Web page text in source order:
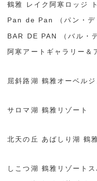
鶴雅 レイク阿寒ロッジ
Pan de Pan （パン・デ
BAR DE PAN （バル・
阿寒アートギャラリー＆
屈斜路湖 鶴雅オーベル
サロマ湖 鶴雅リゾート
北天の丘 あばしり湖 鶴
しこつ湖 鶴雅リゾート